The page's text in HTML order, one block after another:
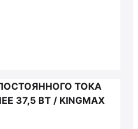
ТОКА
ВТ / KINGMAX